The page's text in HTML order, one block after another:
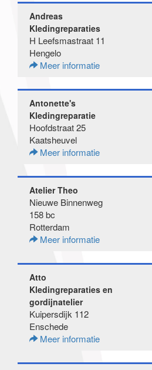
Andreas
Kledingreparaties
H Leefsmastraat 11
Hengelo
Meer informatie
Antonette's
Kledingreparatie
Hoofdstraat 25
Kaatsheuvel
Meer informatie
Atelier Theo
Nieuwe Binnenweg
158 bc
Rotterdam
Meer informatie
Atto
Kledingreparaties en
gordijnatelier
Kuipersdijk 112
Enschede
Meer informatie